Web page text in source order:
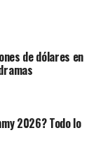
de dólares en
2026? Todo lo